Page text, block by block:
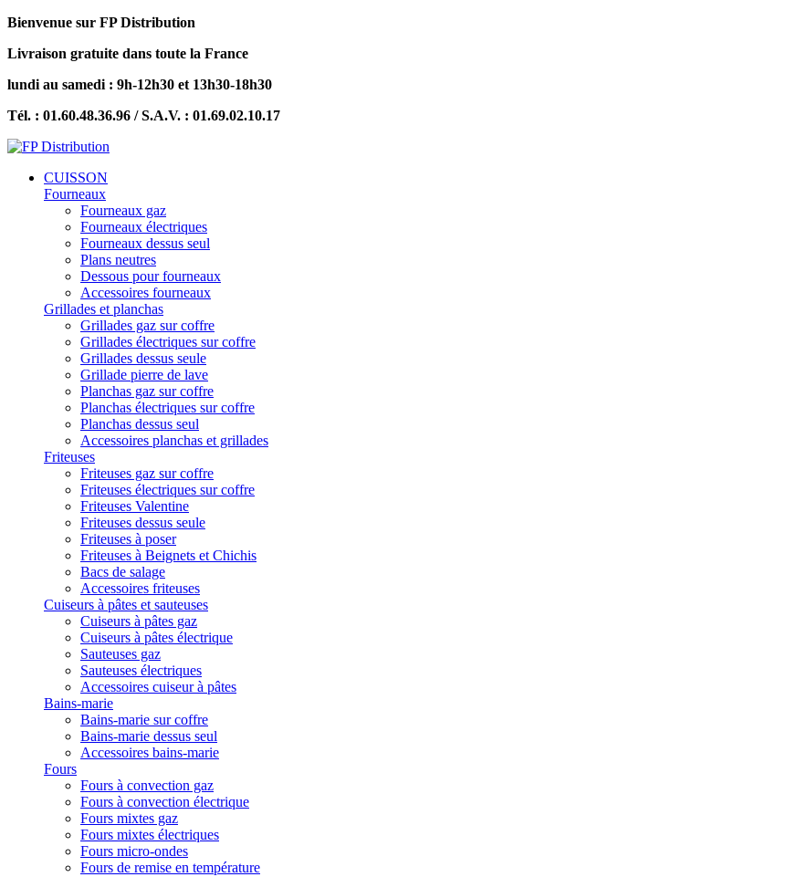
Bienvenue sur FP Distribution
Livraison gratuite dans toute la France
lundi au samedi : 9h-12h30 et 13h30-18h30
Tél. : 01.60.48.36.96 / S.A.V. : 01.69.02.10.17
CUISSON
Fourneaux
Fourneaux gaz
Fourneaux électriques
Fourneaux dessus seul
Plans neutres
Dessous pour fourneaux
Accessoires fourneaux
Grillades et planchas
Grillades gaz sur coffre
Grillades électriques sur coffre
Grillades dessus seule
Grillade pierre de lave
Planchas gaz sur coffre
Planchas électriques sur coffre
Planchas dessus seul
Accessoires planchas et grillades
Friteuses
Friteuses gaz sur coffre
Friteuses électriques sur coffre
Friteuses Valentine
Friteuses dessus seule
Friteuses à poser
Friteuses à Beignets et Chichis
Bacs de salage
Accessoires friteuses
Cuiseurs à pâtes et sauteuses
Cuiseurs à pâtes gaz
Cuiseurs à pâtes électrique
Sauteuses gaz
Sauteuses électriques
Accessoires cuiseur à pâtes
Bains-marie
Bains-marie sur coffre
Bains-marie dessus seul
Accessoires bains-marie
Fours
Fours à convection gaz
Fours à convection électrique
Fours mixtes gaz
Fours mixtes électriques
Fours micro-ondes
Fours de remise en température